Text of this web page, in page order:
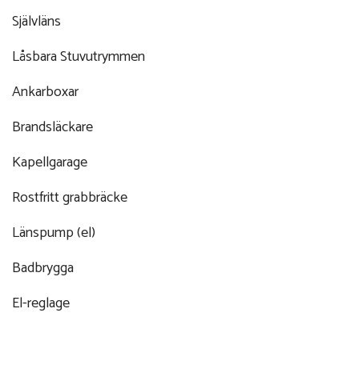
Självläns
Låsbara Stuvutrymmen
Ankarboxar
Brandsläckare
Kapellgarage
Rostfritt grabbräcke
Länspump (el)
Badbrygga
El-reglage